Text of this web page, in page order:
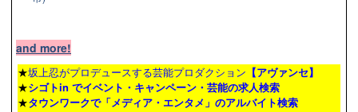
and more!
★坂上忍がプロデュースする芸能プロダクション 【アヴァンセ】
★シゴトin でイベント・キャンペーン・芸能の求人検索
★タウンワークで「メディア・エンタメ」のアルバイト検索